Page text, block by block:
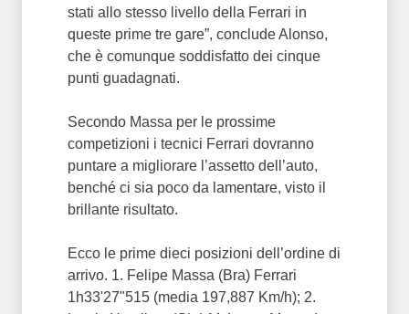
stati allo stesso livello della Ferrari in
queste prime tre gare”, conclude Alonso,
che è comunque soddisfatto dei cinque
punti guadagnati.
Secondo Massa per le prossime
competizioni i tecnici Ferrari dovranno
puntare a migliorare l’assetto dell’auto,
benché ci sia poco da lamentare, visto il
brillante risultato.
Ecco le prime dieci posizioni dell’ordine di
arrivo. 1. Felipe Massa (Bra) Ferrari
1h33'27"515 (media 197,887 Km/h); 2.